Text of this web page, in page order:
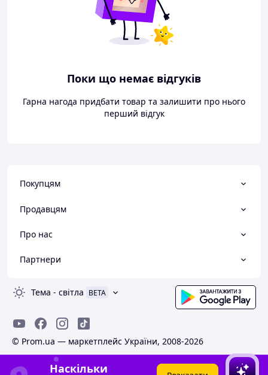
Поки що немає відгуків
Гарна нагода придбати товар та залишити про нього
перший відгук
Покупцям
Продавцям
Про нас
Партнери
Тема - світла BETA
© Prom.ua — маркетплейс України, 2008-2026
Наскільки